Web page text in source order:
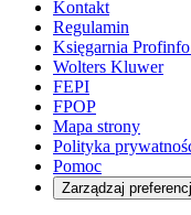
Kontakt
Regulamin
Księgarnia
Wolters Kluwer
FEPI
FPOP
Mapa strony
Polityka
Pomoc
Zarządzaj